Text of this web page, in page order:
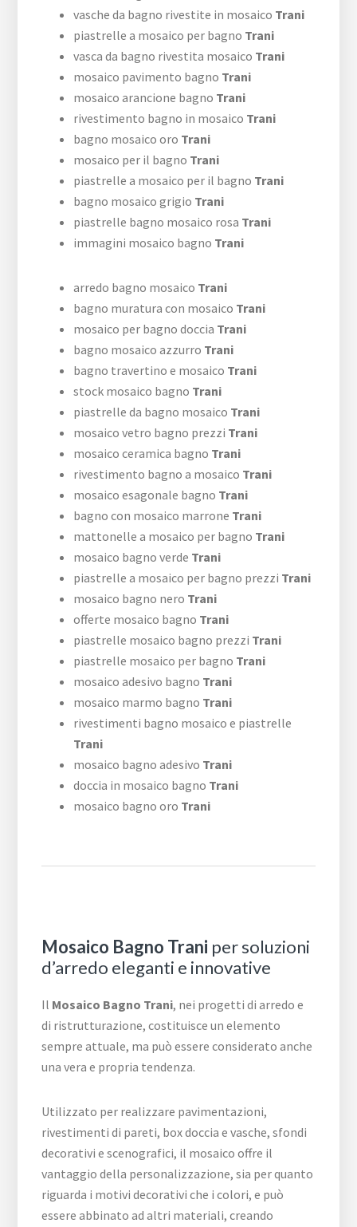
vasche da bagno rivestite in mosaico Trani
piastrelle a mosaico per bagno Trani
vasca da bagno rivestita mosaico Trani
mosaico pavimento bagno Trani
mosaico arancione bagno Trani
rivestimento bagno in mosaico Trani
bagno mosaico oro Trani
mosaico per il bagno Trani
piastrelle a mosaico per il bagno Trani
bagno mosaico grigio Trani
piastrelle bagno mosaico rosa Trani
immagini mosaico bagno Trani
arredo bagno mosaico Trani
bagno muratura con mosaico Trani
mosaico per bagno doccia Trani
bagno mosaico azzurro Trani
bagno travertino e mosaico Trani
stock mosaico bagno Trani
piastrelle da bagno mosaico Trani
mosaico vetro bagno prezzi Trani
mosaico ceramica bagno Trani
rivestimento bagno a mosaico Trani
mosaico esagonale bagno Trani
bagno con mosaico marrone Trani
mattonelle a mosaico per bagno Trani
mosaico bagno verde Trani
piastrelle a mosaico per bagno prezzi Trani
mosaico bagno nero Trani
offerte mosaico bagno Trani
piastrelle mosaico bagno prezzi Trani
piastrelle mosaico per bagno Trani
mosaico adesivo bagno Trani
mosaico marmo bagno Trani
rivestimenti bagno mosaico e piastrelle
Trani
mosaico bagno adesivo Trani
doccia in mosaico bagno Trani
mosaico bagno oro Trani
Mosaico Bagno Trani per soluzioni
d’arredo eleganti e innovative
Il Mosaico Bagno Trani, nei progetti di arredo e
di ristrutturazione, costituisce un elemento
sempre attuale, ma può essere considerato anche
una vera e propria tendenza.
Utilizzato per realizzare pavimentazioni,
rivestimenti di pareti, box doccia e vasche, sfondi
decorativi e scenografici, il mosaico offre il
vantaggio della personalizzazione, sia per quanto
riguarda i motivi decorativi che i colori, e può
essere abbinato ad altri materiali, creando